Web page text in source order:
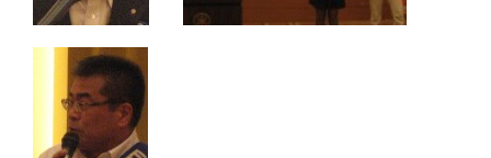
組織図
クラブのあゆみ